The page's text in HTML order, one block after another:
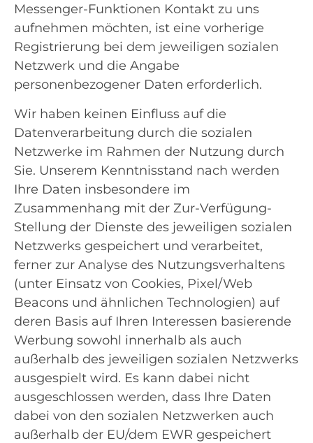
Messenger-Funktionen Kontakt zu uns
aufnehmen möchten, ist eine vorherige
Registrierung bei dem jeweiligen sozialen
Netzwerk und die Angabe
personenbezogener Daten erforderlich.
Wir haben keinen Einfluss auf die
Datenverarbeitung durch die sozialen
Netzwerke im Rahmen der Nutzung durch
Sie. Unserem Kenntnisstand nach werden
Ihre Daten insbesondere im
Zusammenhang mit der Zur-Verfügung-
Stellung der Dienste des jeweiligen sozialen
Netzwerks gespeichert und verarbeitet,
ferner zur Analyse des Nutzungsverhaltens
(unter Einsatz von Cookies, Pixel/Web
Beacons und ähnlichen Technologien) auf
deren Basis auf Ihren Interessen basierende
Werbung sowohl innerhalb als auch
außerhalb des jeweiligen sozialen Netzwerks
ausgespielt wird. Es kann dabei nicht
ausgeschlossen werden, dass Ihre Daten
dabei von den sozialen Netzwerken auch
außerhalb der EU/dem EWR gespeichert